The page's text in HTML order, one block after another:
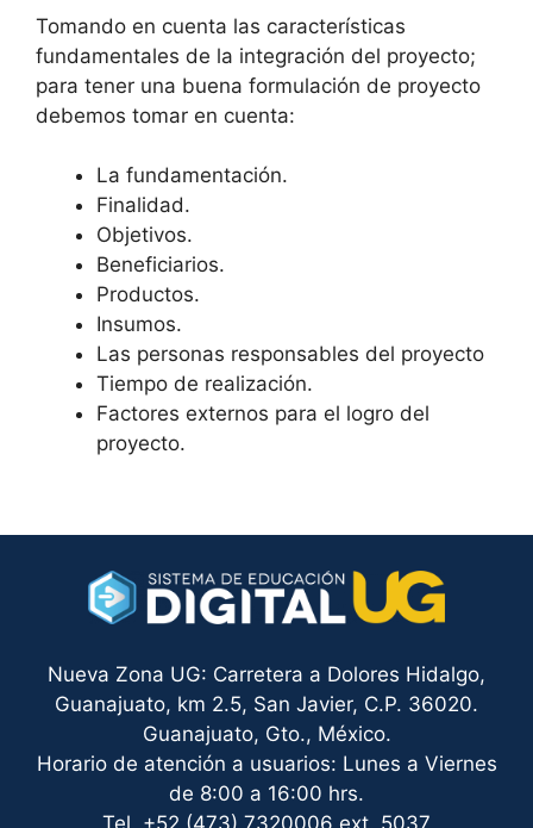
Tomando en cuenta las características
fundamentales de la integración del proyecto;
para tener una buena formulación de proyecto
debemos tomar en cuenta:
La fundamentación.
Finalidad.
Objetivos.
Beneficiarios.
Productos.
Insumos.
Las personas responsables del proyecto
Tiempo de realización.
Factores externos para el logro del
proyecto.
Nueva Zona UG: Carretera a Dolores Hidalgo,
Guanajuato, km 2.5, San Javier, C.P. 36020.
Guanajuato, Gto., México.
Horario de atención a usuarios: Lunes a Viernes
de 8:00 a 16:00 hrs.
Tel. +52 (473) 7320006 ext. 5037